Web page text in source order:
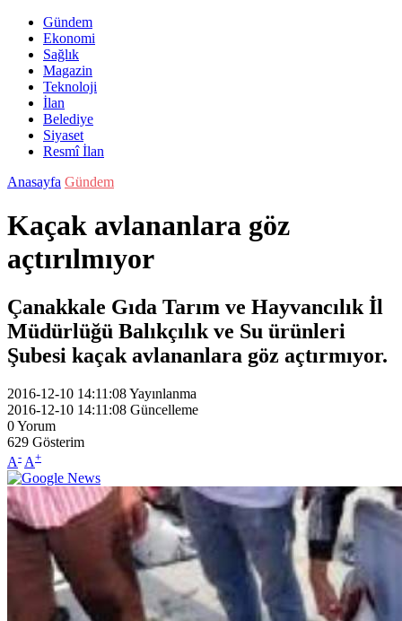
Gündem
Ekonomi
Sağlık
Magazin
Teknoloji
İlan
Belediye
Siyaset
Resmî İlan
Anasayfa Gündem
Kaçak avlananlara göz
açtırılmıyor
Çanakkale Gıda Tarım ve Hayvancılık İl
Müdürlüğü Balıkçılık ve Su ürünleri
Şubesi kaçak avlananlara göz açtırmıyor.
2016-12-10 14:11:08Yayınlanma
2016-12-10 14:11:08 Güncelleme
0Yorum
629 Gösterim
A- A+